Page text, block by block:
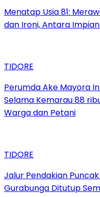
Menatap Usia 81:
dan Ironi, Antara
TIDORE
Perumda Ake Mayora
Selama Kemarau 88
Warga dan Petani
TIDORE
Jalur Pendakian
Gurabunga Ditutup